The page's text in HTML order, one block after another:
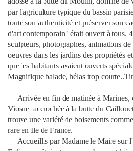
par l'agriculture typique du bassin
toute son authenticité et préserver son
d'art contemporain" était ouvert à tous.
sculpteurs, photographes, animations
oeuvres dans les jardins des propriétés
que les habitants avaient ouverts
Magnifique balade, hélas trop
Arrivée en fin de matinée à Marines,
Viosne accrochée à la butte du
trouve une variété de boisements
rare en Ile de France.
Accueillis par Madame le Maire sur